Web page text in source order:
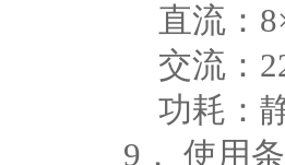
直流：
交流：
功耗：
9． 使用